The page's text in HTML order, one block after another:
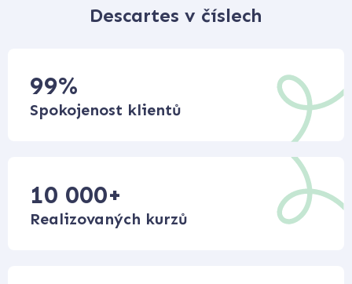
Descartes v číslech
99%
Spokojenost klientů
10 000+
Realizovaných kurzů